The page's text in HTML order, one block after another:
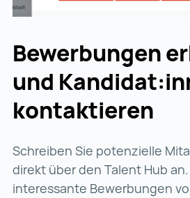
Bewerbungen
und
kontaktieren
Schreiben Sie potenzielle
direkt über den Talent Hub
interessante Bewerbungen